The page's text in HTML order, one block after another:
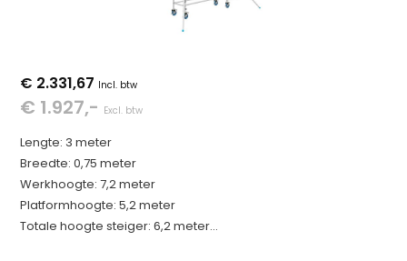
€ 2.331,67 Incl. btw
€ 1.927,- Excl. btw
Lengte: 3 meter
Breedte: 0,75 meter
Werkhoogte: 7,2 meter
Platformhoogte: 5,2 meter
Totale hoogte steiger: 6,2 meter...